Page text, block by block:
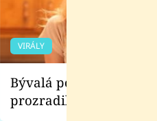
VIRÁLY
Bývalá pornoherečka
prozradila, co ji